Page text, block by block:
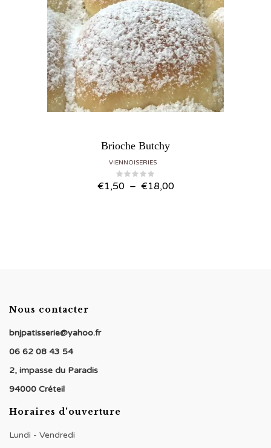
Brioche Butchy
VIENNOISERIES
€1,50 – €18,00Plage
Nous contacter
bnjpatisserie@yahoo.fr
06 62 08 43 54
2, impasse du Paradis
94000 Créteil
Horaires d'ouverture
Lundi - Vendredi